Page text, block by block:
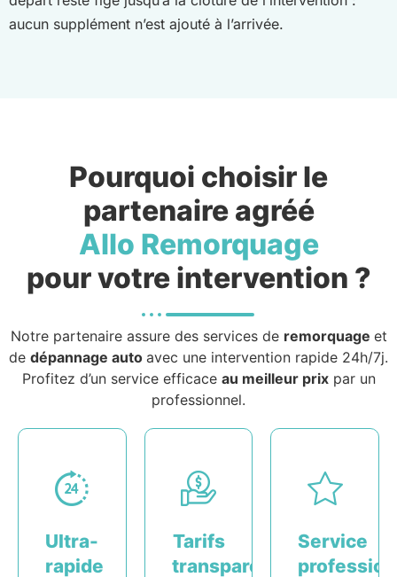
aucun supplément n’est ajouté à l’arrivée.
Pourquoi choisir le
partenaire agréé
Allo Remorquage
pour votre intervention ?
Notre partenaire assure des services de remorquage et
de dépannage auto avec une intervention rapide 24h/7j.
Profitez d’un service efficace au meilleur prixpar un
professionnel.
Ultra-
rapide
Tarifs
transparents
Service